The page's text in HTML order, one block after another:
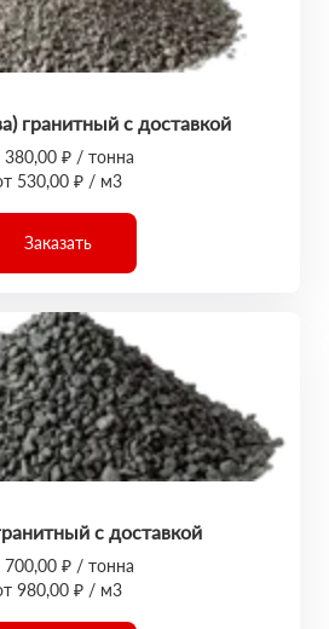
гранитный с доставкой
380,00 ₽ / тонна
530,00 ₽ / м3
Заказать
с доставкой
700,00 ₽ / тонна
980,00 ₽ / м3